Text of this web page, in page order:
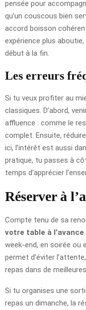
pensée pour
qu’un couscous bien
accord boisson
expérience plus
début à la fin.
Les erreurs
Si tu veux profiter au
classiques. D’abord,
affluence : comme le
complet. Ensuite,
ici, l’intérêt est aussi
pratique, tu passes à
temps d’apprécier
Réserver à
Compte tenu de sa
votre table à l’avance
week-end, en soirée ou
permet d’éviter
repas dans de
Si tu organises une
repas un dimanche, la